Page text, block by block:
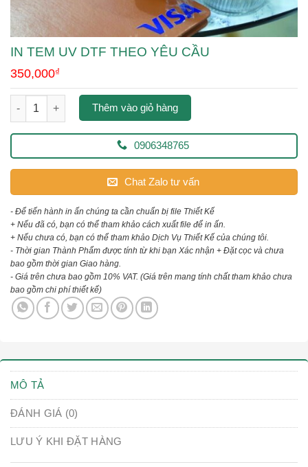
IN TEM UV DTF THEO YÊU CẦU
350,000₫
in tem uv dtf theo yêu cầu số lượng
Thêm vào giỏ hàng
0906348765
Chat Zalo tư vấn
- Để tiến hành in ấn chúng ta cần chuẩn bị file Thiết Kế
+ Nếu đã có, bạn có thể tham khảo cách xuất file để in ấn.
+ Nếu chưa có, bạn có thể tham khảo Dịch Vụ Thiết Kế của chúng tôi.
- Thời gian Thành Phẩm được tính từ khi bạn Xác nhận + Đặt cọc và chưa
bao gồm thời gian Giao hàng.
- Giá trên chưa bao gồm 10% VAT. (Giá trên mang tính chất tham khảo chưa
bao gồm chi phí thiết kế)
MÔ TẢ
ĐÁNH GIÁ (0)
LƯU Ý KHI ĐẶT HÀNG